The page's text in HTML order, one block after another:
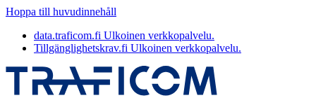
Hoppa till huvudinnehåll
data.traficom.fi Ulkoinen verkkopalvelu.
Tillgänglighetskrav.fi Ulkoinen verkkopalvelu.